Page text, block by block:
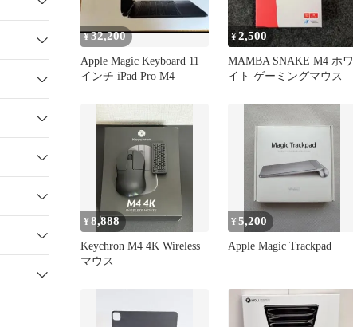
¥32,200
Apple Magic Keyboard 11
インチ iPad Pro M4
¥2,500
MAMBA SNAKE M4 ホワ
イト ゲーミングマウス
¥8,888
Keychron M4 4K Wireless
マウス
¥5,200
Apple Magic Trackpad